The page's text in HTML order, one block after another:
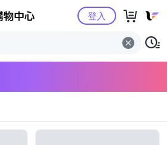
Yahoo購物中心
登入